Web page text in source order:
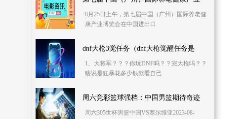
8月25日上午，第七届中国（广州）国际养老健
康产业博览会在中国进出口
dnf大枪3觉任务（dnf大枪觉醒任务是
1、大将军？？？你玩DNF吗？？完大枪吗？？
瞎说是狂暴花多少钱就看自己
周六竞彩篮球强档：中国男篮期待奇迹
周六305世杯男篮中国VS塞尔维亚2023-08-